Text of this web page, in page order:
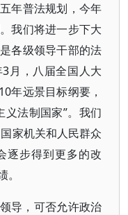
年普法规划，今年
我们将进一步下大
各级领导干部的法
月，八届全国人大
年远景目标纲要，
义法制国家”。我们
家机关和人民群众
逐步得到更多的改
导，可否允许政治